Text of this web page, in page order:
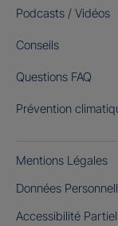
Podcasts / Vidéos
Conseils
Questions FAQ
Prévention
Mentions Légales
Données
Accessibilité